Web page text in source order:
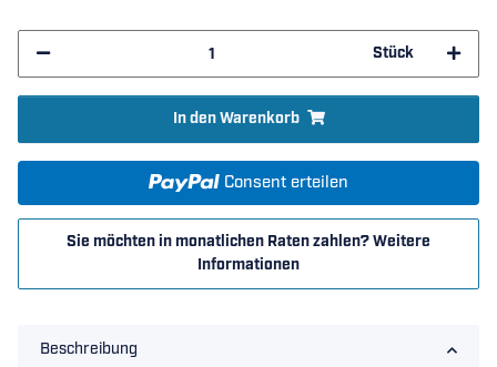
Stück
In den Warenkorb
Consent erteilen
Sie möchten in monatlichen Raten zahlen?Weitere
Informationen
Beschreibung